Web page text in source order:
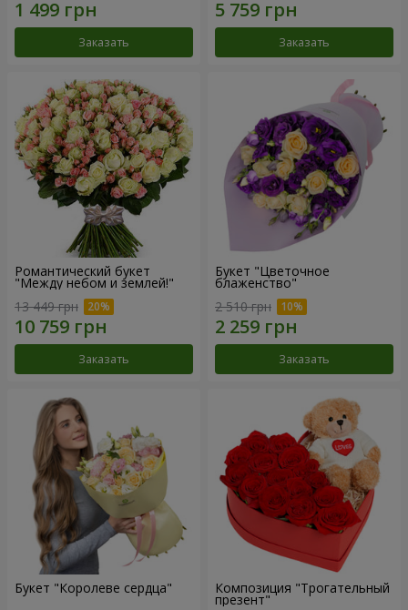
Заказать Заказать
Романтический букет
"Между небом и землей!"
13 449 грн
Заказать
Букет "Цветочное
блаженство"
2 510 грн
Заказать
Букет "Королеве сердца" Композиция "Трогательный
презент"